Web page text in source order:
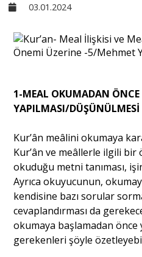
Yorum
Yazı
03.01.2024
1-MEAL OKUMADAN ÖNCE
YAPILMASI/DÜŞÜNÜLMESİ
Kur’ân meâlini okumaya
Kur’ân ve meâllerle ilgili bir
okuduğu metni tanıması,
Ayrıca okuyucunun,
kendisine bazı sorular
cevaplandırması da
okumaya başlamadan önce
gerekenleri şöyle